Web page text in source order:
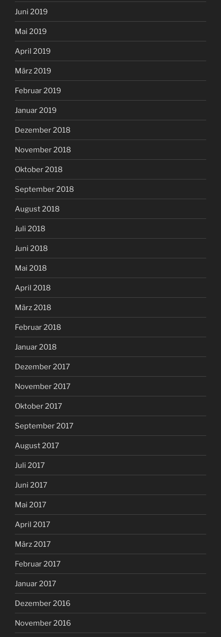
Juni 2019
Mai 2019
April 2019
März 2019
Februar 2019
Januar 2019
Dezember 2018
November 2018
Oktober 2018
September 2018
August 2018
Juli 2018
Juni 2018
Mai 2018
April 2018
März 2018
Februar 2018
Januar 2018
Dezember 2017
November 2017
Oktober 2017
September 2017
August 2017
Juli 2017
Juni 2017
Mai 2017
April 2017
März 2017
Februar 2017
Januar 2017
Dezember 2016
November 2016